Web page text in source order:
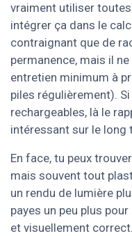
vraiment utiliser
intégrer ça dans le
contraignant que de
permanence, mais il
entretien minimum à
piles régulièrement).
rechargeables, là le
intéressant sur le long
En face, tu peux
mais souvent tout
un rendu de lumière
payes un peu plus
et visuellement